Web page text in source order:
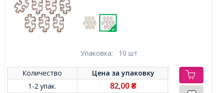
Упаковка: 10 шт
Количество Цена заупаковку
1-2 упак.
82,00₴